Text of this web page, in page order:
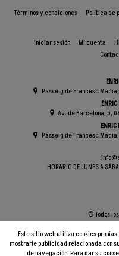
Términos y condiciones Política de
Iniciar sesión Mi cuenta
Passeig de Francesc
Av. de Barcelona, 5,
ENRIC
Passeig de Francesc
HORARIO DE LUNES A
Este sitio web utiliza cookies
mostrarle publicidad relacionada con
de navegación. Para dar su
© Todos